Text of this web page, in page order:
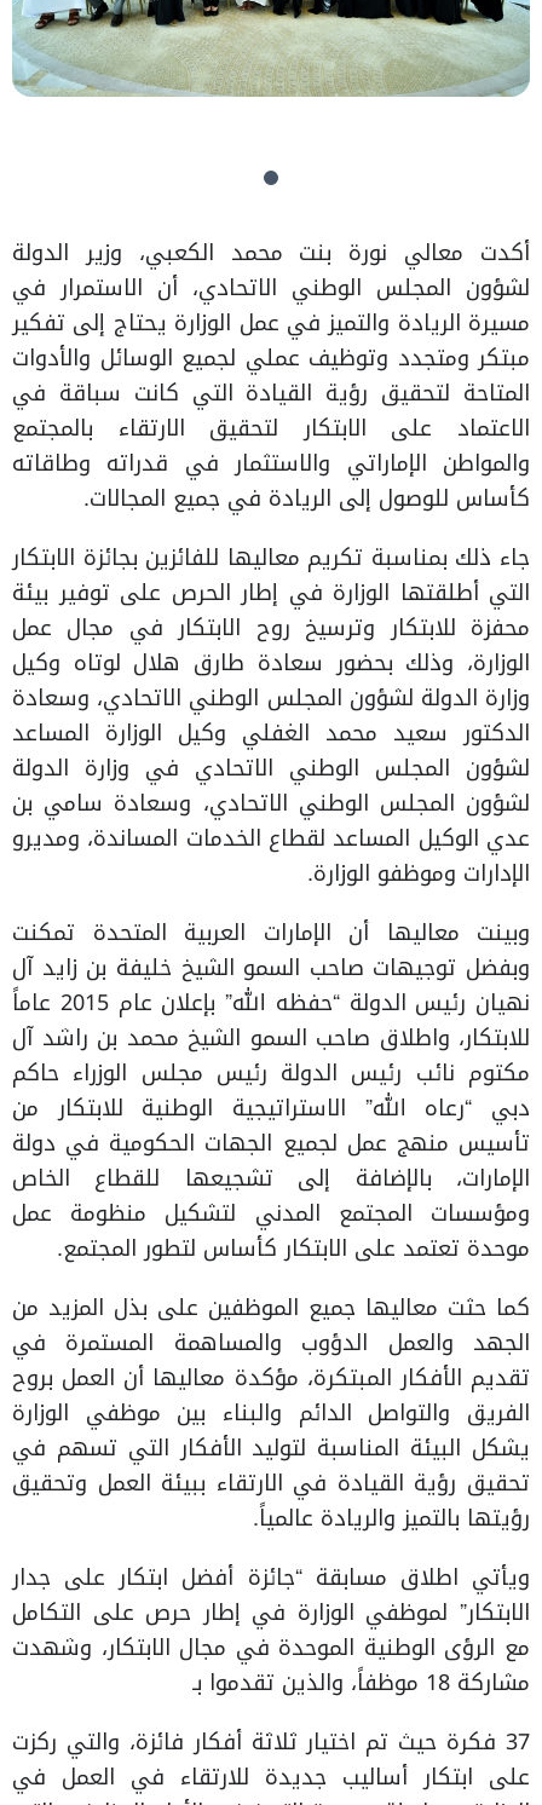
أكدت معالي نورة بنت محمد الكعبي، وزير الدولة
لشؤون المجلس الوطني الاتحادي، أن الاستمرار في
مسيرة الريادة والتميز في عمل الوزارة يحتاج إلى تفكير
مبتكر ومتجدد وتوظيف عملي لجميع الوسائل والأدوات
المتاحة لتحقيق رؤية القيادة التي كانت سباقة في
الاعتماد على الابتكار لتحقيق الارتقاء بالمجتمع
والمواطن الإماراتي والاستثمار في قدراته وطاقاته
كأساس للوصول إلى الريادة في جميع المجالات.
جاء ذلك بمناسبة تكريم معاليها للفائزين بجائزة الابتكار
التي أطلقتها الوزارة في إطار الحرص على توفير بيئة
محفزة للابتكار وترسيخ روح الابتكار في مجال عمل
الوزارة، وذلك بحضور سعادة طارق هلال لوتاه وكيل
وزارة الدولة لشؤون المجلس الوطني الاتحادي، وسعادة
الدكتور سعيد محمد الغفلي وكيل الوزارة المساعد
لشؤون المجلس الوطني الاتحادي في وزارة الدولة
لشؤون المجلس الوطني الاتحادي، وسعادة سامي بن
عدي الوكيل المساعد لقطاع الخدمات المساندة، ومديرو
الإدارات وموظفو الوزارة.
وبينت معاليها أن الإمارات العربية المتحدة تمكنت
وبفضل توجيهات صاحب السمو الشيخ خليفة بن زايد آل
نهيان رئيس الدولة “حفظه الله” بإعلان عام 2015 عاماً
للابتكار، واطلاق صاحب السمو الشيخ محمد بن راشد آل
مكتوم نائب رئيس الدولة رئيس مجلس الوزراء حاكم
دبي “رعاه الله” الاستراتيجية الوطنية للابتكار من
تأسيس منهج عمل لجميع الجهات الحكومية في دولة
الإمارات، بالإضافة إلى تشجيعها للقطاع الخاص
ومؤسسات المجتمع المدني لتشكيل منظومة عمل
موحدة تعتمد على الابتكار كأساس لتطور المجتمع.
كما حثت معاليها جميع الموظفين على بذل المزيد من
الجهد والعمل الدؤوب والمساهمة المستمرة في
تقديم الأفكار المبتكرة، مؤكدة معاليها أن العمل بروح
الفريق والتواصل الدائم والبناء بين موظفي الوزارة
يشكل البيئة المناسبة لتوليد الأفكار التي تسهم في
تحقيق رؤية القيادة في الارتقاء ببيئة العمل وتحقيق
رؤيتها بالتميز والريادة عالمياً.
ويأتي اطلاق مسابقة “جائزة أفضل ابتكار على جدار
الابتكار” لموظفي الوزارة في إطار حرص على التكامل
مع الرؤى الوطنية الموحدة في مجال الابتكار، وشهدت
مشاركة 18 موظفاً، والذين تقدموا بـ
37 فكرة حيث تم اختيار ثلاثة أفكار فائزة، والتي ركزت
على ابتكار أساليب جديدة للارتقاء في العمل في